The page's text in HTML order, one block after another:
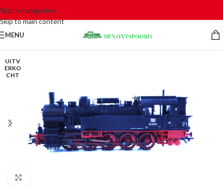
Skip to navigation
Skip to main content
MENU
UITV
ERKO
CHT